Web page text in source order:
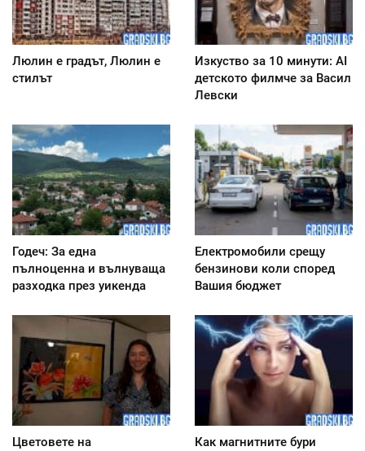
Люлин е градът, Люлин е
стилът
Изкуство за 10 минути: AI
детското филмче за Васил
Левски
Годеч: За една
пълноценна и вълнуваща
разходка през уикенда
Електромобили срещу
бензинови коли според
Вашия бюджет
Цветовете на
Как магнитните бури